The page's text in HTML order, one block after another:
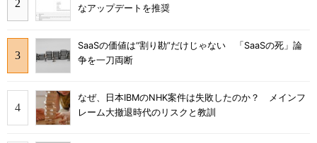
なアップデートを推奨
SaaSの価値は“割り勘”だけじゃない 「SaaSの死」論
争を一刀両断
なぜ、日本IBMのNHK案件は失敗したのか？ メインフ
レーム大撤退時代のリスクと教訓